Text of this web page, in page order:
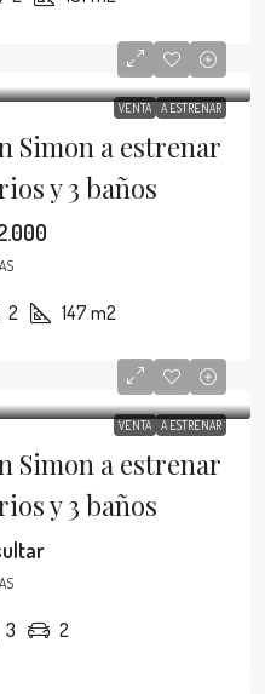
VENTA A ESTRENAR
Simon a estrenar
y 3 baños
2 147 m2
VENTA A ESTRENAR
Simon a estrenar
y 3 baños
3 2